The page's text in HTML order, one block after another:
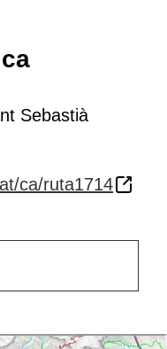
Sebastià
ca/ruta1714